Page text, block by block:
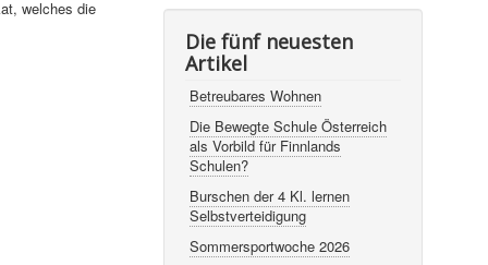
welches die
Die fünf neuesten
Artikel
Betreubares Wohnen
Die Bewegte Schule Österreich
als Vorbild für Finnlands
Schulen?
Burschen der 4 Kl. lernen
Selbstverteidigung
Sommersportwoche 2026